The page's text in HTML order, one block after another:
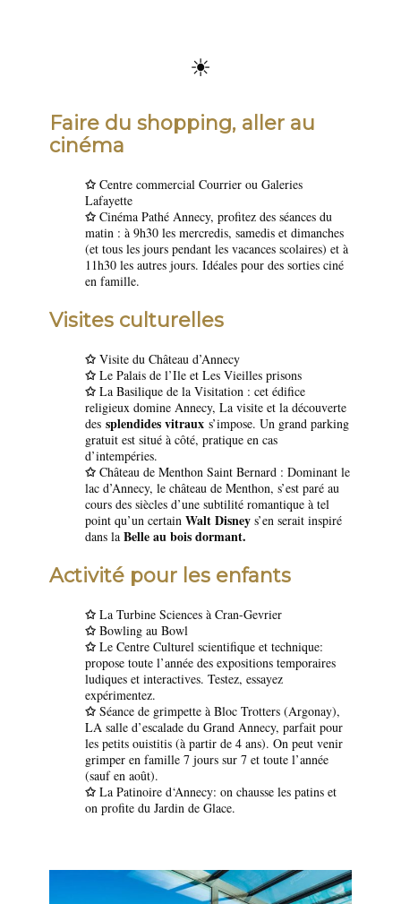
☀
Faire du shopping, aller au
cinéma
✩ Centre commercial Courrier ou Galeries
Lafayette
✩ Cinéma Pathé Annecy, profitez des séances du
matin : à 9h30 les mercredis, samedis et dimanches
(et tous les jours pendant les vacances scolaires) et à
11h30 les autres jours. Idéales pour des sorties ciné
en famille.
Visites culturelles
✩ Visite du Château d’Annecy
✩ Le Palais de l’Ile et Les Vieilles prisons
✩ La Basilique de la Visitation : cet édifice
religieux domine Annecy, La visite et la découverte
des splendides vitraux s’impose. Un grand parking
gratuit est situé à côté, pratique en cas
d’intempéries.
✩ Château de Menthon Saint Bernard : Dominant le
lac d’Annecy, le château de Menthon, s’est paré au
cours des siècles d’une subtilité romantique à tel
point qu’un certain Walt Disney s’en serait inspiré
dans la Belle au bois dormant.
Activité pour les enfants
✩ La Turbine Sciences à Cran-Gevrier
✩ Bowling au Bowl
✩ Le Centre Culturel scientifique et technique:
propose toute l’année des expositions temporaires
ludiques et interactives. Testez, essayez
expérimentez.
✩ Séance de grimpette à Bloc Trotters (Argonay),
LA salle d’escalade du Grand Annecy, parfait pour
les petits ouistitis (à partir de 4 ans). On peut venir
grimper en famille 7 jours sur 7 et toute l’année
(sauf en août).
✩ La Patinoire d‘Annecy: on chausse les patins et
on profite du Jardin de Glace.